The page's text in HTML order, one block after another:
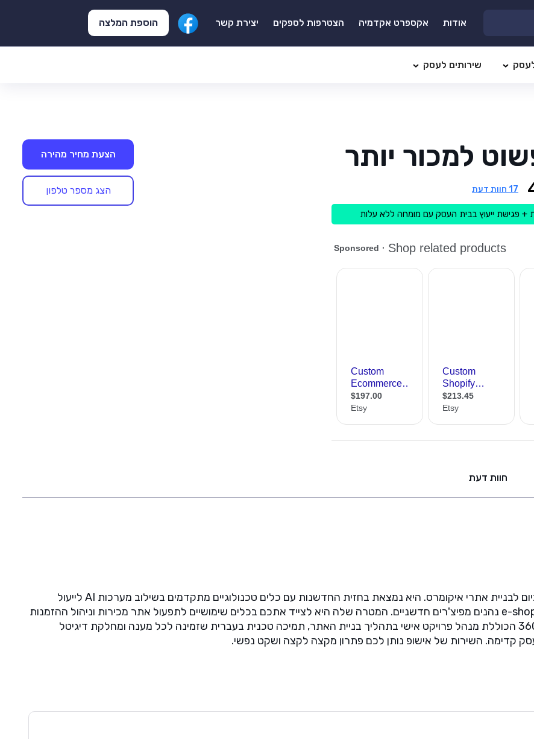
אודות אקספרט אקדמיה הצטרפות לספקים יצירת קשר הוספת המלצה
שירותים לעסק
למכור יותר
17 חוות דעת
הצעת מחיר מהירה
הצג מספר טלפון
חוות דעת
e-shop היא הפלטפורמה המובילה והמתקדמת בישראל כיום לבניית אתרי איקומרס. היא נמצאת בחזית החדשנות עם כלים טכנולוגיים מתקדמים בשילוב מערכות AI לייעול
תהליכים. המערכת מתעדכנת ומתחדשת בשוטף ולקוחות e-shop נהנים מפיצ'רים חדשניים. המטרה שלה היא לצייד אתכם בכלים שימושיים לתפעול אתר מכירות וניהול ההזמנות
תחת ממשק נוח ויעיל. אישופ מעניקה ללקוחותיה מעטפת 360 הכוללת מנהל פרויקט אישי בתהליך בניית האתר, תמיכה טכנית בעברית שזמינה לכל מענה ומחלקת דיגיטל
קדימה. השירות של אישופ נותן לכם פתרון מקצה לקצה ושקט נפשי.